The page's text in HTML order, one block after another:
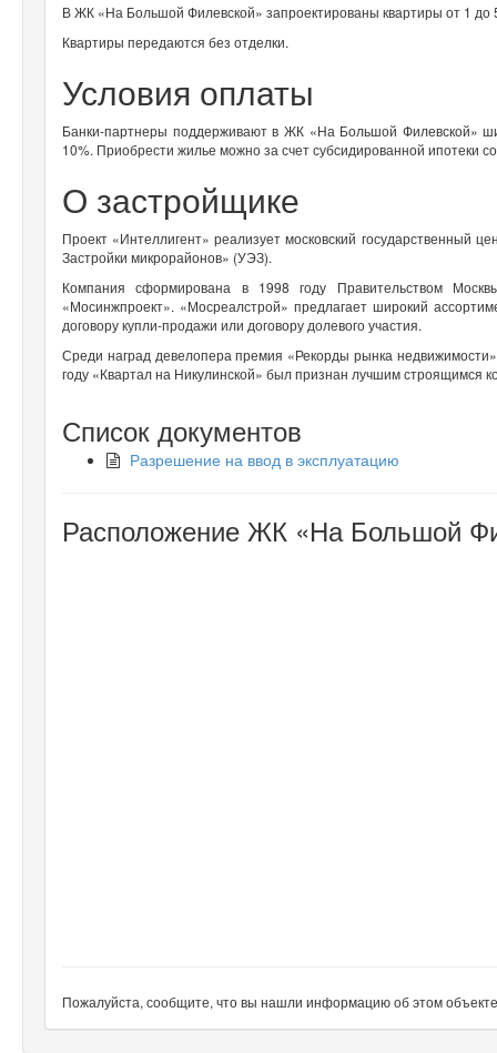
В ЖК «На Большой Филевской» запроектированы квартиры от 1
Квартиры передаются без отделки.
Условия оплаты
Банки-партнеры поддерживают в ЖК «На Большой Филевской»
10%. Приобрести жилье можно за счет субсидированной ипотеки
О застройщике
Проект «Интеллигент» реализует московский государственный
Застройки микрорайонов» (УЭЗ).
Компания сформирована в 1998 году Правительством
«Мосинжпроект». «Мосреалстрой» предлагает широкий
договору купли-продажи или договору долевого участия.
Среди наград девелопера премия «Рекорды рынка
году «Квартал на Никулинской» был признан лучшим строящимся
Список документов
Разрешение на ввод в эксплуатацию
Расположение ЖК «На Большой
Пожалуйста, сообщите, что вы нашли информацию об этом